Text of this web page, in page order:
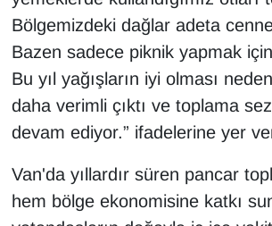
Bölgemizdeki dağlar adeta
Bazen sadece piknik yapmak
Bu yıl yağışların iyi olması
daha verimli çıktı ve toplama
devam ediyor.” ifadelerine yer
Van'da yıllardır süren pancar
hem bölge ekonomisine katkı